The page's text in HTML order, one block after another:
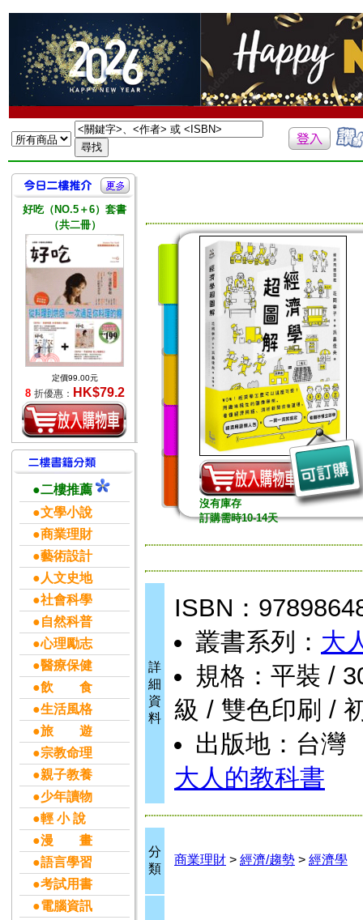
好吃（NO.5＋6）套書
（共二冊）
定價99.00元
8 折優惠： HK$79.2
●二樓推薦
●文學小說
●商業理財
●藝術設計
●人文史地
●社會科學
●自然科普
●心理勵志
●醫療保健
●飲 食
●生活風格
●旅 遊
●宗教命理
●親子教養
●少年讀物
●輕 小 說
●漫 畫
●語言學習
●考試用書
●電腦資訊
沒有庫存
訂購需時10-14天
詳
細
資
料
ISBN：
叢書系列： 大
規格：平裝 /
級 / 雙色印刷 /
出版地：台灣
大人的教科書
分
類
商業理財 > 經濟/趨勢 > 經濟學